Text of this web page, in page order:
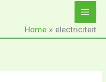
Home electriciteit